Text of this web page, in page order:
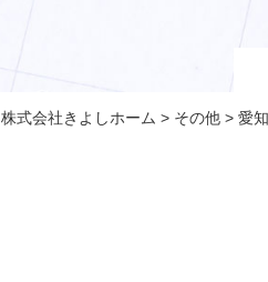
株式会社きよしホーム > その他 > 愛